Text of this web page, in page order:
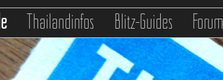
Thailandinfos Blitz-Guides Forum